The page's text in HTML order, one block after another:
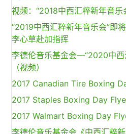
视频：“2018中西汇粹新年音乐
“2019中西汇粹新年音乐会”即
李心草赴加指挥
李德伦音乐基金会—“2020中西
（视频）
2017 Canadian Tire Boxing
2017 Staples Boxing Day
2017 Walmart Boxing Day
李德伦音乐基金会《中西汇粹